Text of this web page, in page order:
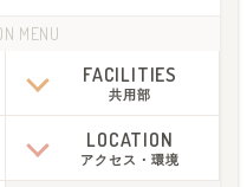
MENU
FACILITIES
共用部
LOCATION
アクセス ・環境